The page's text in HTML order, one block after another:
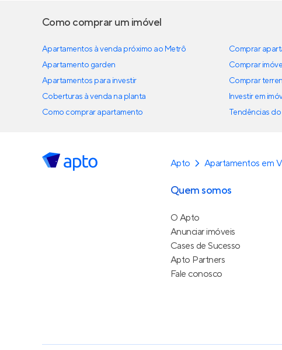
Como comprar um imóvel
Apartamentos à venda próximo ao Metrô
Apartamento garden
Apartamentos para investir
Coberturas à venda na planta
Como comprar apartamento
Comprar
Comprar
Comprar
Investir em
Tendências
Apto Apartamentos em
Quem somos
O Apto
Anunciar imóveis
Cases de Sucesso
Apto Partners
Fale conosco